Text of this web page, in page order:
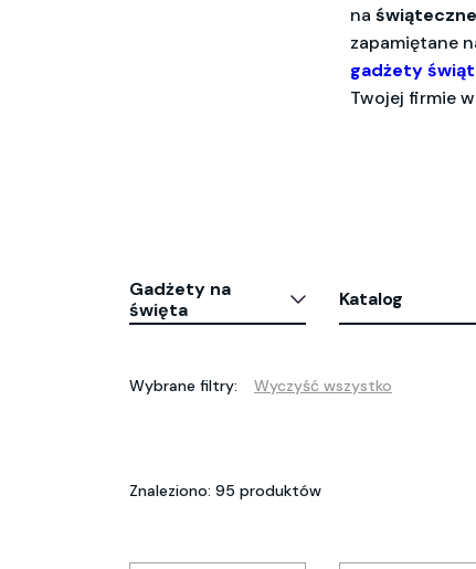
na
zapamiętane
gadżety
Twojej firmie
Gadżety na
święta
Katalog
Wybrane filtry: Wyczyść wszystko
Znaleziono: 95 produktów